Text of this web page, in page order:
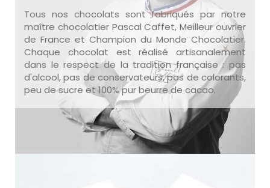
Tous nos chocolats sont fabriqués par notre
maître chocolatier Pascal Caffet, Meilleur ouvrier
de France et Champion du Monde Chocolatier.
Chaque chocolat est réalisé artisanalement
dans le respect de la tradition française : pas
d'alcool, pas de conservateurs, pas de colorants,
peu de sucre et 100% pur beurre de cacao.